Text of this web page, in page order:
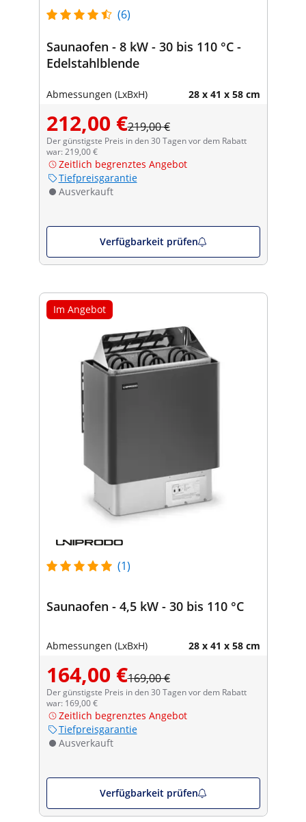
(6)
Saunaofen - 8 kW - 30 bis 110 °C -
Edelstahlblende
Abmessungen (LxBxH) 28 x 41 x 58 cm
212,00 €219,00 €
Der günstigste Preis in den 30 Tagen vor dem Rabatt
war: 219,00 €
Zeitlich begrenztes Angebot
Tiefpreisgarantie
Ausverkauft
Verfügbarkeit prüfen
Im Angebot
(1)
Saunaofen - 4,5 kW - 30 bis 110 °C
Abmessungen (LxBxH) 28 x 41 x 58 cm
164,00 €169,00 €
Der günstigste Preis in den 30 Tagen vor dem Rabatt
war: 169,00 €
Zeitlich begrenztes Angebot
Tiefpreisgarantie
Ausverkauft
Verfügbarkeit prüfen